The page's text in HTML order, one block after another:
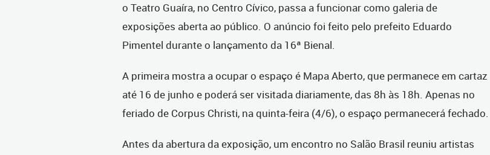
o Teatro Guaíra, no Centro Cívico, passa a funcionar como galeria de
exposições aberta ao público. O anúncio foi feito pelo prefeito Eduardo
Pimentel durante o lançamento da 16ª Bienal.
A primeira mostra a ocupar o espaço é Mapa Aberto, que permanece em cartaz
até 16 de junho e poderá ser visitada diariamente, das 8h às 18h. Apenas no
feriado de Corpus Christi, na quinta-feira (4/6), o espaço permanecerá fechado.
Antes da abertura da exposição, um encontro no Salão Brasil reuniu artistas